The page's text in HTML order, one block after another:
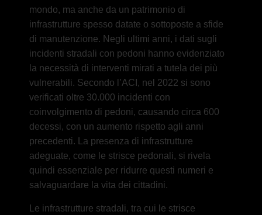
mondo, ma anche da un patrimonio di
infrastrutture spesso datate o sottoposte a sfide
di manutenzione. Negli ultimi anni, i dati sugli
incidenti stradali con pedoni hanno evidenziato
la necessità di interventi mirati a tutela dei più
vulnerabili. Secondo l’ACI, nel 2022 si sono
verificati oltre 30.000 incidenti con
coinvolgimento di pedoni, causando circa 600
decessi, con un aumento rispetto agli anni
precedenti. La presenza di infrastrutture
adeguate, come le strisce pedonali, si rivela
quindi essenziale per ridurre questi numeri e
salvaguardare la vita dei cittadini.
Le infrastrutture stradali, tra cui le strisce